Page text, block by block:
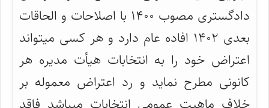
دادگستری مصوب ۱۴۰۰ با اصلاحات و الحاقات
بعدی ۱۴۰۲ افاده عام دارد و هر کسی میتواند
اعتراض خود را به انتخابات هیأت مدیره هر
کانونی مطرح نماید و رد اعتراض معموله بر